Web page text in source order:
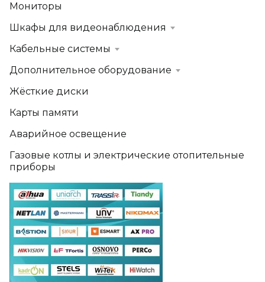
Мониторы
Шкафы для видеонаблюдения
Кабельные системы
Дополнительное оборудование
Жёсткие диски
Карты памяти
Аварийное освещение
Газовые котлы и электрические отопительные
приборы